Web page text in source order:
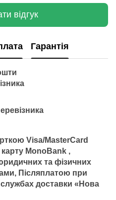
відгук
Гарантія
Нової Пошти
пошта
Visa/MasterCard
MonoBank ,
та фізичних
Післяплатою при
доставки «Нова